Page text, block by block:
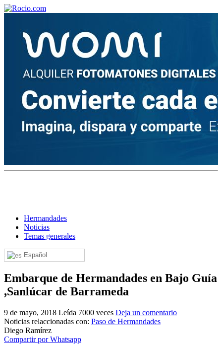
Hermandades
Noticias
Temas generales
Español
Embarque de Hermandades en Bajo Guía
,Sanlúcar de Barrameda
9 de mayo, 2018 Leída 7000 veces Deja un comentario
Noticias relaccionadas con: Paso de Hermandades
Diego Ramírez
Compartir por Whatsapp
¡Bienvenido! Soy el asistente virtual de rocio.com.
¿En qué puedo ayudarte?
¿Cuándo se construyó la primera ermita?
El traslado cada siete años
¿Cuales son los actos principales que se celebran en el
Quiero hacer el camino,¿que tengo que hacer?
En el Rocío, ¿dónde me alojo?